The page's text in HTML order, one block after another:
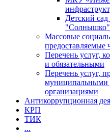
Детский
"Солнышко"
Массовые
предоставляемые
Перечень услуг,
и обязательными
Перечень услуг,
муниципальными
организациями
Антикоррупционная
КРП
ТИК
...